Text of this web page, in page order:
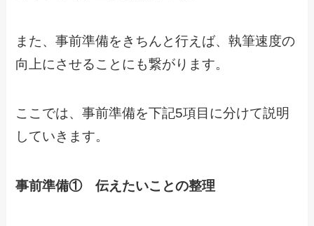
また、事前準備をきちんと行えば、執筆速度の
向上にさせることにも繋がります。
ここでは、事前準備を下記5項目に分けて説明
していきます。
事前準備① 伝えたいことの整理